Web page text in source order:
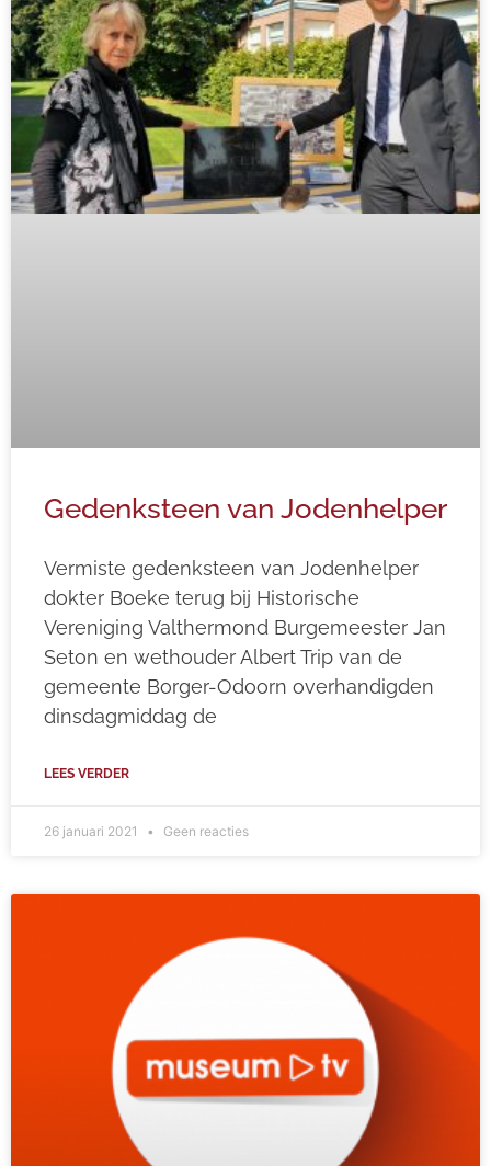
Gedenksteen van Jodenhelper
Vermiste gedenksteen van Jodenhelper
dokter Boeke terug bij Historische
Vereniging Valthermond Burgemeester Jan
Seton en wethouder Albert Trip van de
gemeente Borger-Odoorn overhandigden
dinsdagmiddag de
LEES VERDER
26 januari 2021 Geen reacties